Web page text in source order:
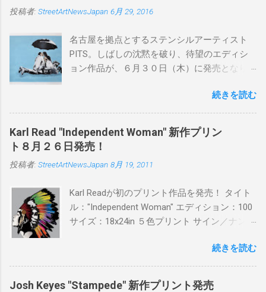
投稿者: StreetArtNewsJapan 6月 29, 2016
名古屋を拠点とするステンシルアーティスト
PITS。しばしの沈黙を破り、待望のエディシ
ョン作品が、６月３０日（木）に発売となり
品に落とし込むスタイルは今作でも健在。(
PITSの過去記事はこちらから ) 発売日：6月30
日(木)19時 タイトル：SWEET KISS カラー：
BLUE/MINT GREEN/PINK/YELLOW エディショ
ン：各色５ サイズ：800mm × 550mm 価格：
¥16,000(¥17,280) 購入は、 こちら から
続きを読む
Karl Read "Independent Woman" 新作プリン
ト８月２６日発売！
投稿者: StreetArtNewsJapan 8月 19, 2011
Karl Readが初のプリント作品を発売！ タイト
ル："Independent Woman" エディション：100
サイズ：18x24in ５色プリント サイン／ナンバ
ドフィニッシュバージョン（エディション：
25）$125 購入は８月２６日に こちら から
続きを読む
Josh Keyes "Stampede" 新作プリント発売